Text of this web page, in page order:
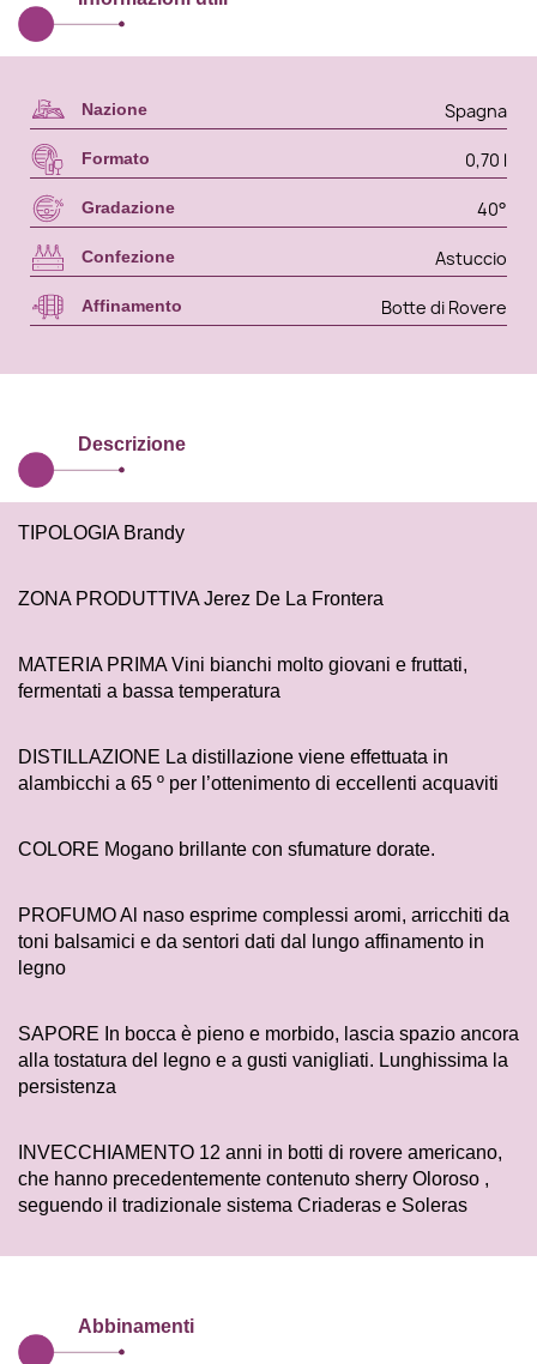
Nazione Spagna
Formato 0,70 l
Gradazione 40°
Confezione Astuccio
Affinamento Botte di Rovere
Descrizione
TIPOLOGIA Brandy
ZONA PRODUTTIVA Jerez De La Frontera
MATERIA PRIMA Vini bianchi molto giovani e fruttati,
fermentati a bassa temperatura
DISTILLAZIONE La distillazione viene effettuata in
alambicchi a 65 º per l’ottenimento di eccellenti acquaviti
COLORE Mogano brillante con sfumature dorate.
PROFUMO Al naso esprime complessi aromi, arricchiti da
toni balsamici e da sentori dati dal lungo affinamento in
legno
SAPORE In bocca è pieno e morbido, lascia spazio ancora
alla tostatura del legno e a gusti vanigliati. Lunghissima la
persistenza
INVECCHIAMENTO 12 anni in botti di rovere americano,
che hanno precedentemente contenuto sherry Oloroso ,
seguendo il tradizionale sistema Criaderas e Soleras
Abbinamenti